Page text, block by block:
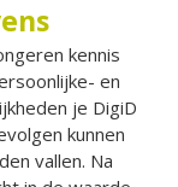
kennis
en
je DigiD
kunnen
vallen. Na